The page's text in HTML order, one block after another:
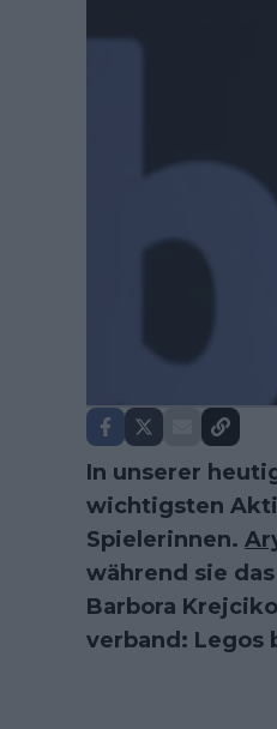
In unserer
wichtigsten
Spielerinnen.
während sie
Barbora
verband: Legos